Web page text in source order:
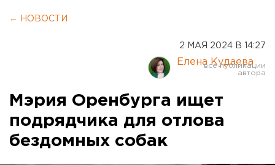
← НОВОСТИ
2 МАЯ 2024 В 14:27
Елена Кудаева
Мэрия Оренбурга ищет
подрядчика для отлова
бездомных собак